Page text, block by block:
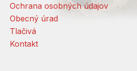
Ochrana osobných údajov
Obecný úrad
Tlačivá
Kontakt